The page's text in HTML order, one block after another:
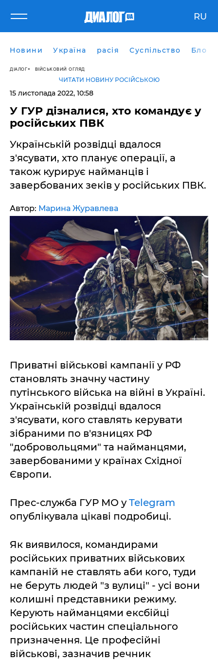
RU
Новини Україна расія Суспільство Блоги
ДІАЛОГ ВІЙСЬКОВИЙ ОГЛЯД
ЧИТАТИ НОВИНУ РОСІЙСЬКОЮ
15 листопада 2022, 10:58
У ГУР дізналися, хто командує у
російських ПВК
Українській розвідці вдалося
з'ясувати, хто планує операції, а
також курирує найманців і
завербованих зеків у російських ПВК.
Автор: Марина Журавлева
Приватні військові кампанії у РФ
становлять значну частину
путінського війська на війні в Україні.
Українській розвідці вдалося
з'ясувати, кого ставлять керувати
зібраними по в'язницях РФ
"добровольцями" та найманцями,
завербованими у країнах Східної
Європи.
Прес-служба ГУР МО уTelegram
опублікувала цікаві подробиці.
Як виявилося, командирами
російських приватних військових
кампаній не ставлять аби кого, туди
не беруть людей "з вулиці" - усі вони
колишні представники режиму.
Керують найманцями ексбійці
російських частин спеціального
призначення. Це професійні
військові, зазначив речник